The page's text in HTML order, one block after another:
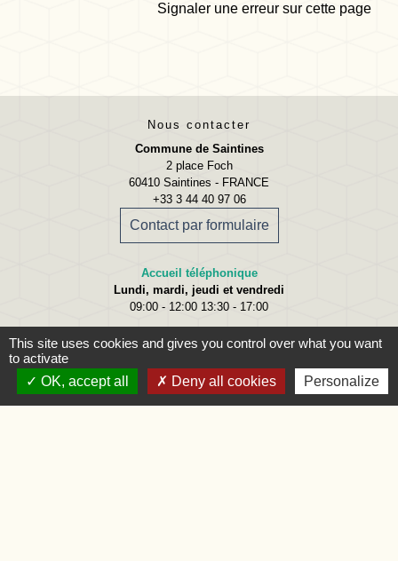
Signaler une erreur sur cette page
Nous contacter
Commune de Saintines
2 place Foch
60410 Saintines - FRANCE
+33 3 44 40 97 06
Contact par formulaire
Accueil téléphonique
Lundi, mardi, jeudi et vendredi
09:00 - 12:00 13:30 - 17:00
Accueil du public
Lundi
09:00 - 12:00
Mardi
09:00 - 12:00 et 15:00 - 18:00
Jeudi
09:00 - 12:00 et 15:00 - 18:00
Vendredi09:00 - 12:00
This site uses cookies and gives you control over what you want
to activate
OK, accept all
Deny all cookies Personalize